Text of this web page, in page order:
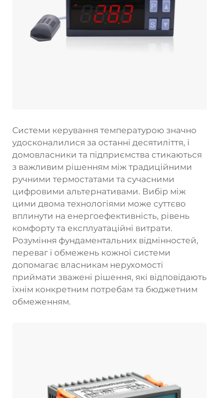
Системи керування температурою значно
удосконалилися за останні десятиліття, і
домовласники та підприємства стикаються
з важливим рішенням між традиційними
ручними термостатами та сучасними
цифровими альтернативами. Вибір між
цими двома технологіями може суттєво
вплинути на енергоефективність, рівень
комфорту та експлуатаційні витрати.
Розуміння фундаментальних відмінностей,
переваг і обмежень кожної системи
допомагає власникам нерухомості
приймати зважені рішення, які відповідають
їхнім конкретним потребам та бюджетним
обмеженням.